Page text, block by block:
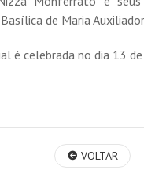
de Maria
é celebrada no dia 13
VOLTAR